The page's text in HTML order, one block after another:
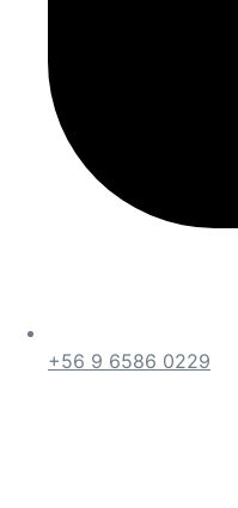
+56 9 6586 0229